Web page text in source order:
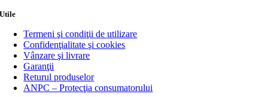
Utile
Termeni şi condiţii de utilizare
Confidenţialitate şi cookies
Vânzare şi livrare
Garanţii
Returul produselor
ANPC – Protecţia consumatorului